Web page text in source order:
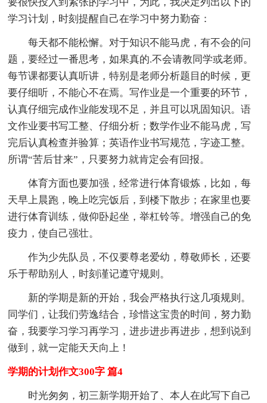
学习计划，时刻提醒自己在学习中努力勤奋：
每天都不能松懈。对于知识不能马虎，有不会的问
题，要经过一番思考，如果真的.不会请教同学或老师。
每节课都要认真听讲，特别是老师分析题目的时候，更
要仔细听，不能心不在焉。写作业是一个重要的环节，
认真仔细完成作业能发现不足，并且可以巩固知识。语
文作业要书写工整、仔细分析；数学作业不能马虎，写
完后认真检查并验算；英语作业书写规范，字迹工整。
所谓“苦后甘来”，只要努力就肯定会有回报。
体育方面也要加强，经常进行体育锻炼，比如，每
天早上晨跑，晚上吃完饭后，到楼下散步；在家里也要
进行体育训练，做仰卧起坐，举杠铃等。增强自己的免
疫力，使自己强壮。
作为少先队员，不仅要尊老爱幼，尊敬师长，还要
乐于帮助别人，时刻谨记遵守规则。
新的学期是新的开始，我会严格执行这几项规则。
同学们，让我们劳逸结合，珍惜这宝贵的时间，努力勤
奋，我要学习学习再学习，进步进步再进步，想到说到
做到，就一定能天天向上！
学期的计划作文300字 篇4
时光匆匆，初三新学期开始了、本人在此写下自己